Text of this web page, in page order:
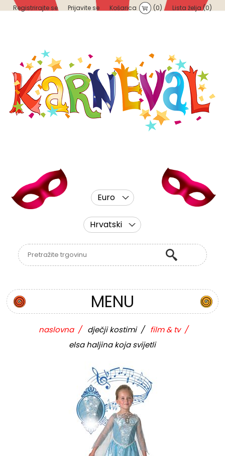
Registrirajte se Prijavite se Košarica (0) Lista želja (0)
Euro
Hrvatski
MENU
naslovna / dječji kostimi / film & tv /
elsa haljina koja svijetli